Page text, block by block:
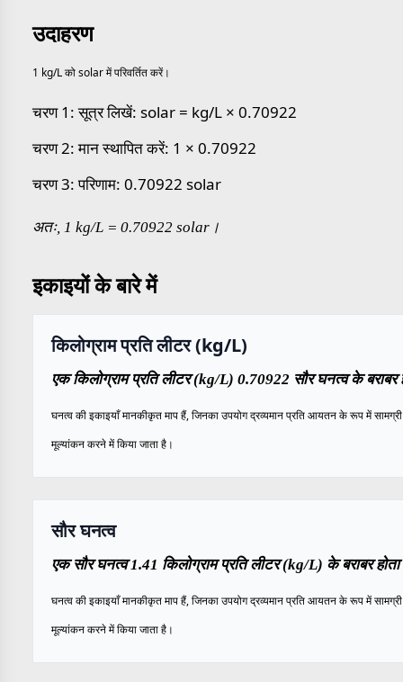
उदाहरण
1 kg/L को solar में परिवर्तित करें।
चरण 1: सूत्र लिखें: solar = kg/L × 0.70922
चरण 2: मान स्थापित करें: 1 × 0.70922
चरण 3: परिणाम: 0.70922 solar
अतः, 1 kg/L = 0.70922 solar।
इकाइयों के बारे में
किलोग्राम प्रति लीटर (kg/L)
एक किलोग्राम प्रति लीटर (kg/L) 0.70922 सौर घनत्व के बराबर
घनत्व की इकाइयाँ मानकीकृत माप हैं, जिनका उपयोग द्रव्यमान प्रति आयतन के रूप में
मूल्यांकन करने में किया जाता है।
सौर घनत्व
एक सौर घनत्व 1.41 किलोग्राम प्रति लीटर (kg/L) के बराबर
घनत्व की इकाइयाँ मानकीकृत माप हैं, जिनका उपयोग द्रव्यमान प्रति आयतन के रूप में
मूल्यांकन करने में किया जाता है।